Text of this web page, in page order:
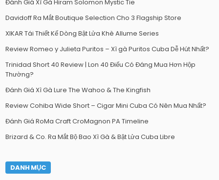
Đánh Giá Xì Gà Hiram Solomon Mystic Tie
Davidoff Ra Mắt Boutique Selection Cho 3 Flagship Store
XIKAR Tái Thiết Kế Dòng Bật Lửa Khè Allume Series
Review Romeo y Julieta Puritos – Xì gà Puritos Cuba Dễ Hút Nhất?
Trinidad Short 40 Review | Lon 40 Điếu Có Đáng Mua Hơn Hộp
Thường?
Đánh Giá Xì Gà Lure The Wahoo & The Kingfish
Review Cohiba Wide Short – Cigar Mini Cuba Có Nên Mua Nhất?
Đánh Giá RoMa Craft CroMagnon PA Timeline
Brizard & Co. Ra Mắt Bộ Bao Xì Gà & Bật Lửa Cuba Libre
DANH MỤC